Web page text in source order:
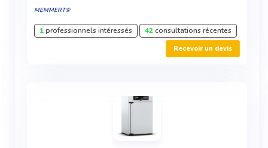
MEMMERT®
1professionnels intéressés 42consultations récentes
Recevoir un devis